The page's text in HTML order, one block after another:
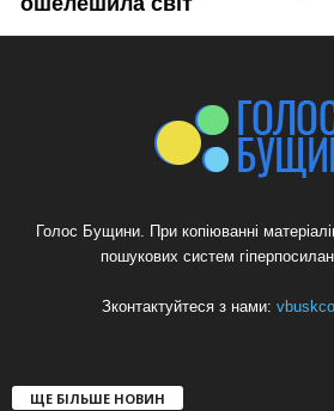
Голос Бущини. При копіюванні
пошукових систем
Зконтактуйтеся з нами:
ЩЕ БІЛЬШЕ НОВИН